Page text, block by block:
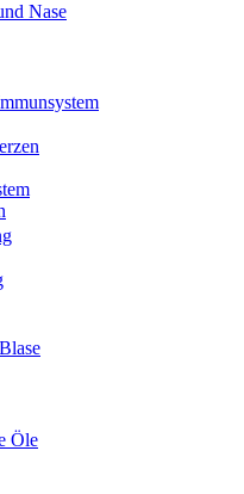
Nase
Öle